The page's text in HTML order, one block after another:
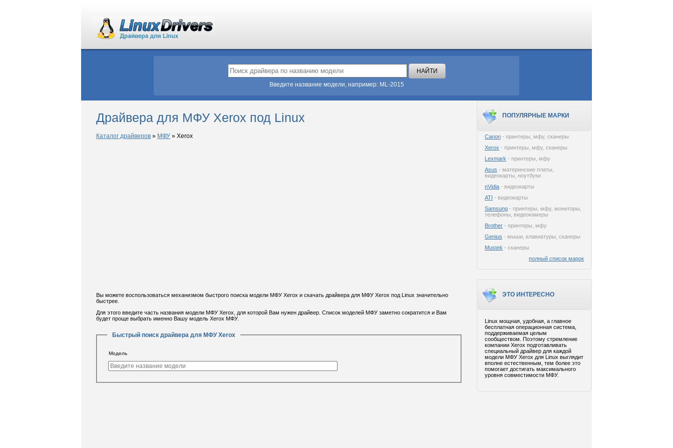
Введите название модели, например: ML-2015
Драйвера для МФУ Xerox под Linux
Каталог драйверов » МФУ » Xerox
Вы можете воспользоваться механизмом быстрого поиска модели МФУ Xerox и скачать драйвера для МФУ Xerox под Linux значительно
быстрее.
Для этого введите часть названия модели МФУ Xerox, для которой Вам нужен драйвер. Список моделей МФУ заметно сократится и Вам
будет проще выбрать именно Вашу модель Xerox МФУ.
Быстрый поиск драйвера для МФУ Xerox
Модель
ПОПУЛЯРНЫЕ МАРКИ
Canon - принтеры, мфу, сканеры
Xerox - принтеры, мфу, сканеры
Lexmark - принтеры, мфу
Asus - материнские платы,
видеокарты, ноутбуки
nVidia - видеокарты
ATI - видеокарты
Samsung - принтеры, мфу, мониторы,
телефоны, видеокамеры
Brother - принтеры, мфу
Genius - мыши, клавиатуры, сканеры
Mustek - сканеры
полный список марок
ЭТО ИНТЕРЕСНО
Linux мощная, удобная, а главное
бесплатная операционная система,
поддерживаемая целым
сообществом. Поэтому стремление
компании Xerox подготавливать
специальный драйвер для каждой
модели МФУ Xerox для Linux выглядит
вполне естественным, тем более это
помогает достигать максимального
уровня совместимости МФУ.